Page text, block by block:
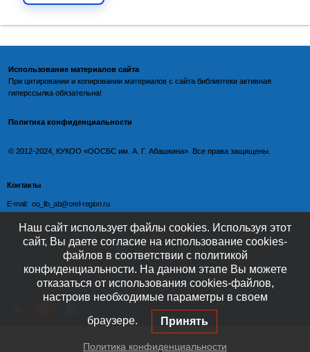
Использование материалов сайта
При цитировании и копировании материалов с сайта библиотеки активная
гиперссылка обязательна!
Политика конфиденциальности
©️ 2012-2024, КУКОО «ООСБС им. А. Г. Абашкина». Все права защищены.
Контакты
E-mail: oo_lib_ab@orel-region.ru
Телефон:
(4862) 77-09-75 (директор),
77-08-54 (главный бухгалтер),
Наш сайт использует файлы cookies. Используя этот
сайт, Вы даете согласие на использование cookies-
файлов в соответствии с политикой
конфиденциальности. На данном этапе Вы можете
отказаться от использования cookies-файлов,
настроив необходимые параметры в своем
браузере. Принять
Политика конфиденциальности